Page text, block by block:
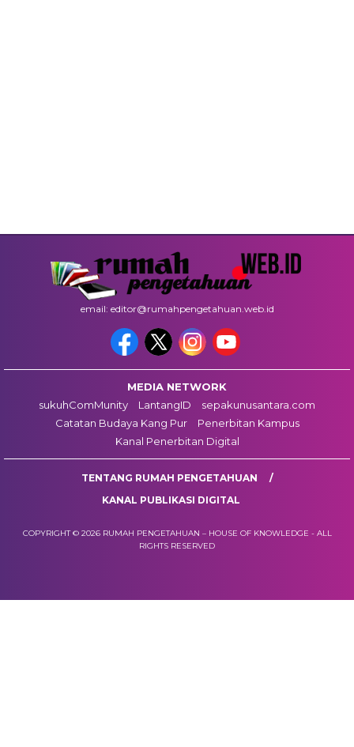
email: editor@rumahpengetahuan.web.id
MEDIA NETWORK
sukuhComMunity
LantangID
sepakunusantara.com
Catatan Budaya Kang Pur
Penerbitan Kampus
Kanal Penerbitan Digital
TENTANG RUMAH PENGETAHUAN
KANAL PUBLIKASI DIGITAL
COPYRIGHT © 2026 RUMAH PENGETAHUAN – HOUSE OF KNOWLEDGE - ALL
RIGHTS RESERVED